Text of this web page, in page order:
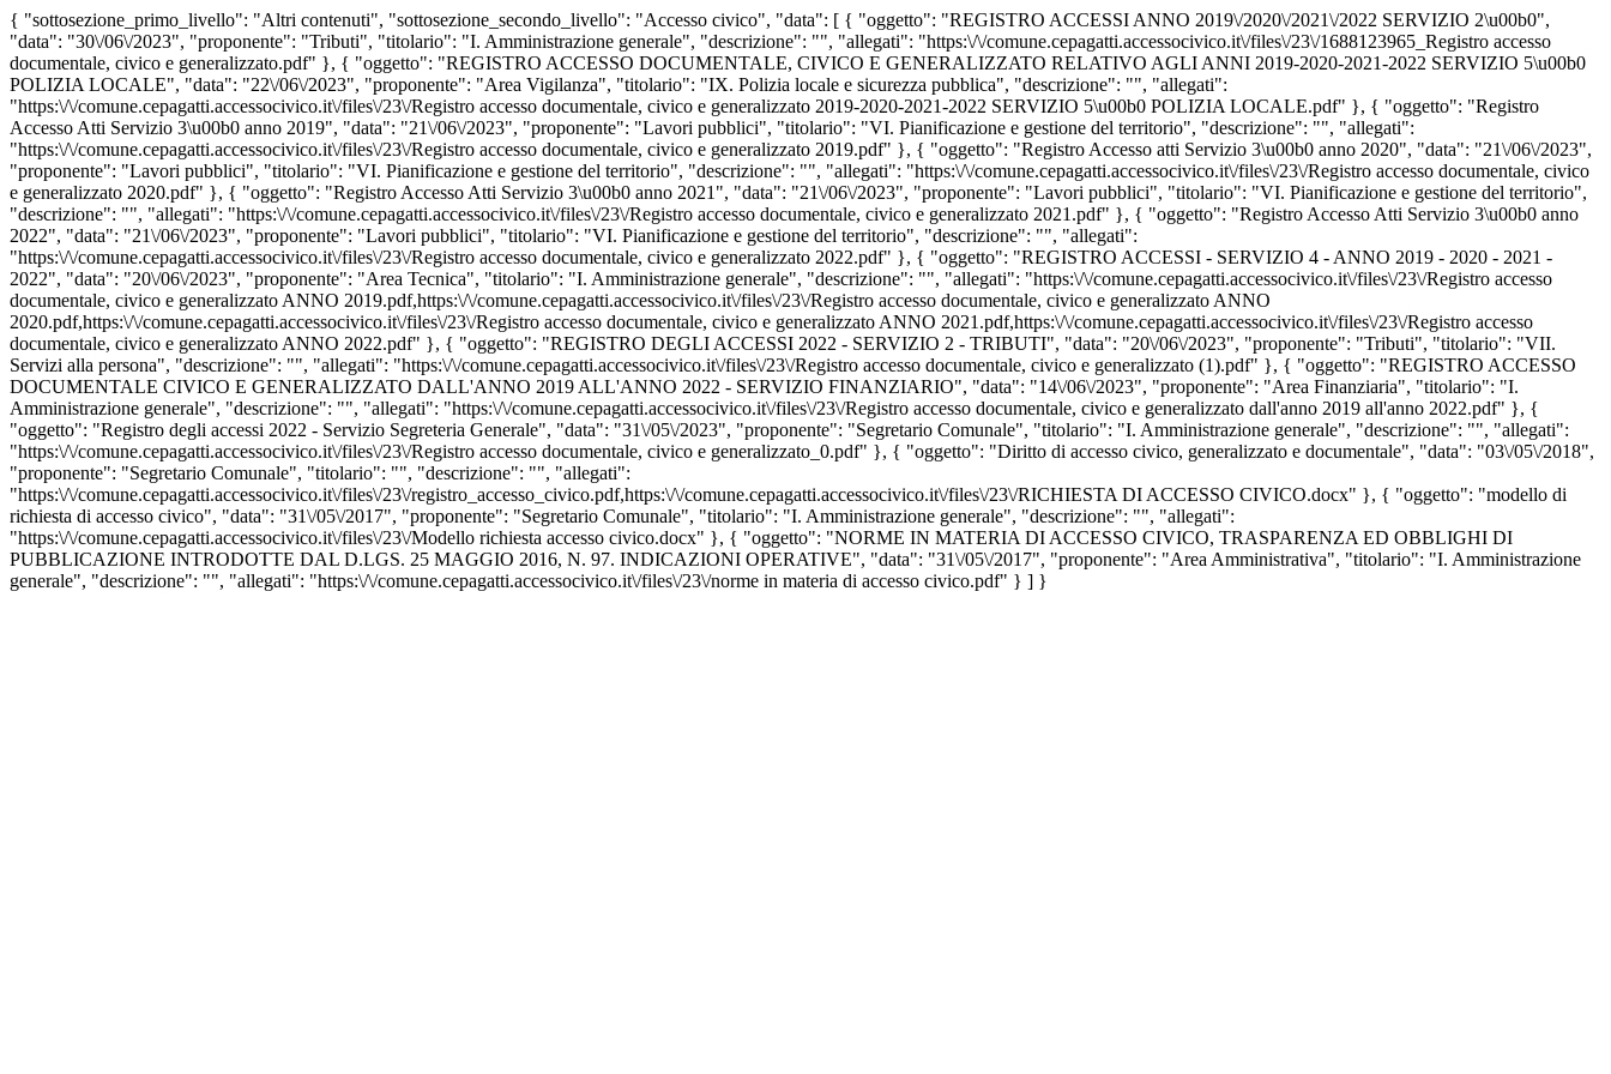
{ "sottosezione_primo_livello": "Altri contenuti", "sottosezione_secondo_livello": "Accesso civico", "data": [ { "oggetto": "REGISTRO ACCESSI ANNO 2019\/2020\/2021\/2022 SERVIZIO 2\u00b0",
"data": "30\/06\/2023", "proponente": "Tributi", "titolario": "I. Amministrazione generale", "descrizione": "", "allegati": "https:\/\/comune.cepagatti.accessocivico.it\/files\/23\/1688123965_Registro accesso
documentale, civico e generalizzato.pdf" }, { "oggetto": "REGISTRO ACCESSO DOCUMENTALE, CIVICO E GENERALIZZATO RELATIVO AGLI ANNI 2019-2020-2021-2022 SERVIZIO 5\u00b0
POLIZIA LOCALE", "data": "22\/06\/2023", "proponente": "Area Vigilanza", "titolario": "IX. Polizia locale e sicurezza pubblica", "descrizione": "", "allegati":
"https:\/\/comune.cepagatti.accessocivico.it\/files\/23\/Registro accesso documentale, civico e generalizzato 2019-2020-2021-2022 SERVIZIO 5\u00b0 POLIZIA LOCALE.pdf" }, { "oggetto": "Registro
Accesso Atti Servizio 3\u00b0 anno 2019", "data": "21\/06\/2023", "proponente": "Lavori pubblici", "titolario": "VI. Pianificazione e gestione del territorio", "descrizione": "", "allegati":
"https:\/\/comune.cepagatti.accessocivico.it\/files\/23\/Registro accesso documentale, civico e generalizzato 2019.pdf" }, { "oggetto": "Registro Accesso atti Servizio 3\u00b0 anno 2020", "data": "21\/06\/2023",
"proponente": "Lavori pubblici", "titolario": "VI. Pianificazione e gestione del territorio", "descrizione": "", "allegati": "https:\/\/comune.cepagatti.accessocivico.it\/files\/23\/Registro accesso documentale, civico
e generalizzato 2020.pdf" }, { "oggetto": "Registro Accesso Atti Servizio 3\u00b0 anno 2021", "data": "21\/06\/2023", "proponente": "Lavori pubblici", "titolario": "VI. Pianificazione e gestione del territorio",
"descrizione": "", "allegati": "https:\/\/comune.cepagatti.accessocivico.it\/files\/23\/Registro accesso documentale, civico e generalizzato 2021.pdf" }, { "oggetto": "Registro Accesso Atti Servizio 3\u00b0 anno
2022", "data": "21\/06\/2023", "proponente": "Lavori pubblici", "titolario": "VI. Pianificazione e gestione del territorio", "descrizione": "", "allegati":
"https:\/\/comune.cepagatti.accessocivico.it\/files\/23\/Registro accesso documentale, civico e generalizzato 2022.pdf" }, { "oggetto": "REGISTRO ACCESSI - SERVIZIO 4 - ANNO 2019 - 2020 - 2021 -
2022", "data": "20\/06\/2023", "proponente": "Area Tecnica", "titolario": "I. Amministrazione generale", "descrizione": "", "allegati": "https:\/\/comune.cepagatti.accessocivico.it\/files\/23\/Registro accesso
documentale, civico e generalizzato ANNO 2019.pdf,https:\/\/comune.cepagatti.accessocivico.it\/files\/23\/Registro accesso documentale, civico e generalizzato ANNO
2020.pdf,https:\/\/comune.cepagatti.accessocivico.it\/files\/23\/Registro accesso documentale, civico e generalizzato ANNO 2021.pdf,https:\/\/comune.cepagatti.accessocivico.it\/files\/23\/Registro accesso
documentale, civico e generalizzato ANNO 2022.pdf" }, { "oggetto": "REGISTRO DEGLI ACCESSI 2022 - SERVIZIO 2 - TRIBUTI", "data": "20\/06\/2023", "proponente": "Tributi", "titolario": "VII.
Servizi alla persona", "descrizione": "", "allegati": "https:\/\/comune.cepagatti.accessocivico.it\/files\/23\/Registro accesso documentale, civico e generalizzato (1).pdf" }, { "oggetto": "REGISTRO ACCESSO
DOCUMENTALE CIVICO E GENERALIZZATO DALL'ANNO 2019 ALL'ANNO 2022 - SERVIZIO FINANZIARIO", "data": "14\/06\/2023", "proponente": "Area Finanziaria", "titolario": "I.
Amministrazione generale", "descrizione": "", "allegati": "https:\/\/comune.cepagatti.accessocivico.it\/files\/23\/Registro accesso documentale, civico e generalizzato dall'anno 2019 all'anno 2022.pdf" }, {
"oggetto": "Registro degli accessi 2022 - Servizio Segreteria Generale", "data": "31\/05\/2023", "proponente": "Segretario Comunale", "titolario": "I. Amministrazione generale", "descrizione": "", "allegati":
"https:\/\/comune.cepagatti.accessocivico.it\/files\/23\/Registro accesso documentale, civico e generalizzato_0.pdf" }, { "oggetto": "Diritto di accesso civico, generalizzato e documentale", "data": "03\/05\/2018",
"proponente": "Segretario Comunale", "titolario": "", "descrizione": "", "allegati":
"https:\/\/comune.cepagatti.accessocivico.it\/files\/23\/registro_accesso_civico.pdf,https:\/\/comune.cepagatti.accessocivico.it\/files\/23\/RICHIESTA DI ACCESSO CIVICO.docx" }, { "oggetto": "modello di
richiesta di accesso civico", "data": "31\/05\/2017", "proponente": "Segretario Comunale", "titolario": "I. Amministrazione generale", "descrizione": "", "allegati":
"https:\/\/comune.cepagatti.accessocivico.it\/files\/23\/Modello richiesta accesso civico.docx" }, { "oggetto": "NORME IN MATERIA DI ACCESSO CIVICO, TRASPARENZA ED OBBLIGHI DI
PUBBLICAZIONE INTRODOTTE DAL D.LGS. 25 MAGGIO 2016, N. 97. INDICAZIONI OPERATIVE", "data": "31\/05\/2017", "proponente": "Area Amministrativa", "titolario": "I. Amministrazione
generale", "descrizione": "", "allegati": "https:\/\/comune.cepagatti.accessocivico.it\/files\/23\/norme in materia di accesso civico.pdf" } ] }